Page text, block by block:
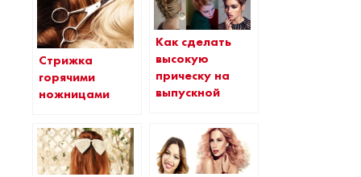
Стрижка
горячими
ножницами
Как сделать
высокую
прическу на
выпускной